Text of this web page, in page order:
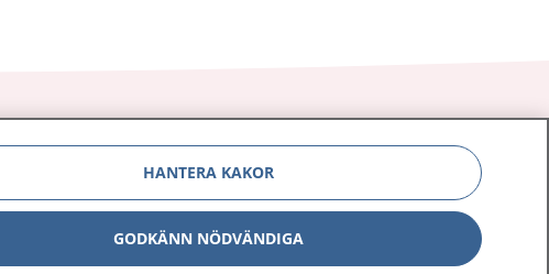
Om 1177
E-tjänster
Kontakt
HANTERA KAKOR
GODKÄNN NÖDVÄNDIGA